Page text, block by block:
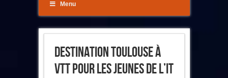
Menu
Destination Toulouse À
VTT Pour Les Jeunes De L’IT